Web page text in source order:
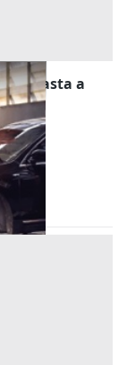
all'asta a